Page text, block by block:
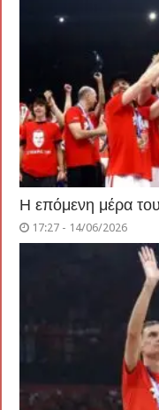
Η επόμενη μέρα
17:27 - 14/06/2026